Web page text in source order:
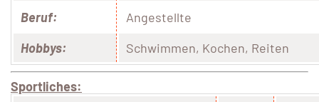
Beruf:
Angestellte
Hobbys:
Schwimmen, Kochen, Reiten
Sportliches: